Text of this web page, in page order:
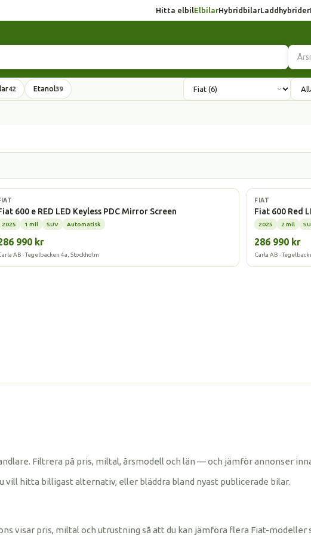
Hitta elbilElbilarHybridbilarLaddhybrider
42 Etanol39
Elbil
600 e RED LED Keyless PDC Mirror Screen
2025 1 mil SUV Automatisk
990 kr
AB · Tegelbacken 4a, Stockholm
Elbil
FIAT
Fiat 600 Red
2025 2 mil
286 990 kr
Carla AB ·
Filtrera på pris, miltal, årsmodell och län — och jämför annonser
vill hitta billigast alternativ, eller bläddra bland nyast publicerade bilar.
visar pris, miltal och utrustning så att du kan jämföra flera Fiat-modeller